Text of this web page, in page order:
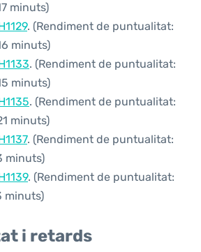
minuts)
. (Rendiment de puntualitat:
minuts)
. (Rendiment de puntualitat:
minuts)
. (Rendiment de puntualitat:
minuts)
. (Rendiment de puntualitat:
minuts)
. (Rendiment de puntualitat:
minuts)
i retards